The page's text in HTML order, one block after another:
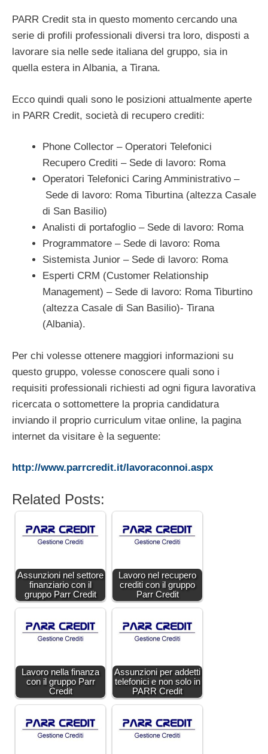
PARR Credit sta in questo momento cercando una
serie di profili professionali diversi tra loro, disposti a
lavorare sia nelle sede italiana del gruppo, sia in
quella estera in Albania, a Tirana.
Ecco quindi quali sono le posizioni attualmente aperte
in PARR Credit, società di recupero crediti:
Phone Collector – Operatori Telefonici
Recupero Crediti – Sede di lavoro: Roma
Operatori Telefonici Caring Amministrativo –
Sede di lavoro: Roma Tiburtina (altezza Casale
di San Basilio)
Analisti di portafoglio – Sede di lavoro: Roma
Programmatore – Sede di lavoro: Roma
Sistemista Junior – Sede di lavoro: Roma
Esperti CRM (Customer Relationship
Management) – Sede di lavoro: Roma Tiburtino
(altezza Casale di San Basilio)- Tirana
(Albania).
Per chi volesse ottenere maggiori informazioni su
questo gruppo, volesse conoscere quali sono i
requisiti professionali richiesti ad ogni figura lavorativa
ricercata o sottomettere la propria candidatura
inviando il proprio curriculum vitae online, la pagina
internet da visitare è la seguente:
http://www.parrcredit.it/lavoraconnoi.aspx
Related Posts:
Assunzioni nel settore
finanziario con il
gruppo Parr Credit
Lavoro nel recupero
crediti con il gruppo
Parr Credit
Lavoro nella finanza
con il gruppo Parr
Credit
Assunzioni per addetti
telefonici e non solo in
PARR Credit